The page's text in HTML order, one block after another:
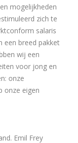
mogelijkheden
zich te
salaris
een breed pakket
wij een
voor jong en
onze
onze eigen
Emil Frey